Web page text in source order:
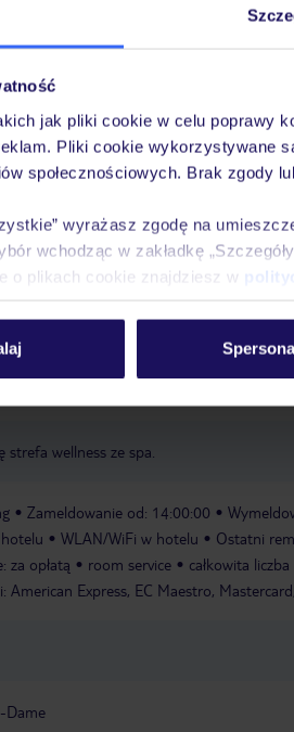
jak pliki cookie w celu poprawy
Pliki cookie wykorzystywane
społecznościowych. Brak zgody
wyrażasz zgodę na
wchodząc w zakładkę
o plikach cookie znajdziesz w
31 października 2026
podróży
strefa wellness ze spa.
Zameldowanie od: 14:00:00
WLAN/WiFi w hotelu Ostatni
za opłatą room service całkowita
American Express, EC Maestro,
Dame